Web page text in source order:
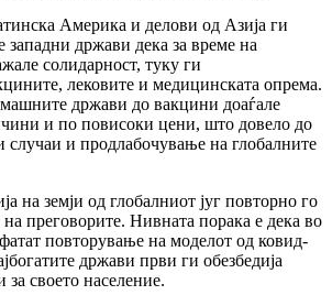
Америка и делови од Азија ги
западни држави дека за време на
солидарност, туку ги
лековите и медицинската опрема.
држави до вакцини доаѓале
и по повисоки цени, што довело до
случаи и продлабочување на глобалните
на земји од глобалниот југ повторно го
преговорите. Нивната порака е дека во
повторување на моделот од ковид-
држави први ги обезбедија
своето население.